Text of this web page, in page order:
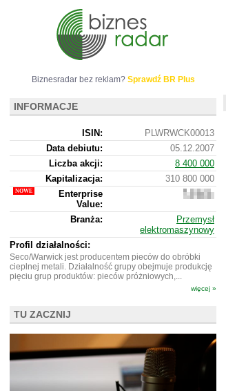
Biznesradar bez reklam? Sprawdź BR Plus
INFORMACJE
ISIN:
PLWRWCK00013
Data debiutu:
05.12.2007
Liczba akcji:
8 400 000
Kapitalizacja:
310 800 000
Enterprise
Value:
000
Branża:
Przemysł
elektromaszynowy
Profil działalności:
Seco/Warwick jest producentem pieców do obróbki
cieplnej metali. Działalność grupy obejmuje produkcję
pięciu grup produktów: pieców próżniowych,...
więcej »
TU ZACZNIJ